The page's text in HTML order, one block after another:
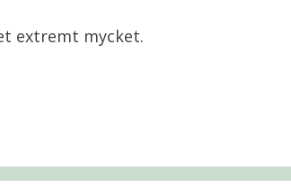
extremt mycket.